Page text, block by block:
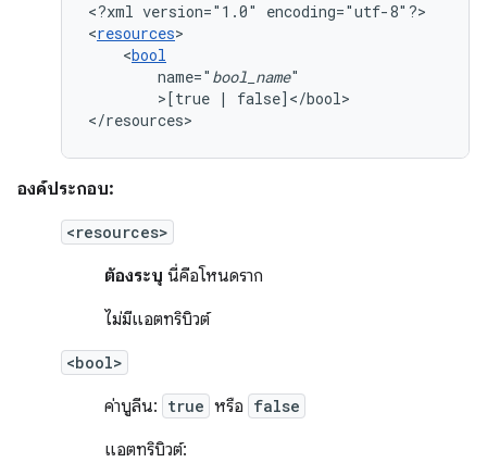
<?xml version="1.0"
encoding="utf-8"?>
<resources
<bool
name=" bool_name
>[true |
false]</bool>
</resources>
องค์ประกอบ:
<resources>
ต้องระบุ นี่คือโหนดราก
ไม่มีแอตทริบิวต์
<bool>
ค่าบูลีน: true หรือ false
แอตทริบิวต์: